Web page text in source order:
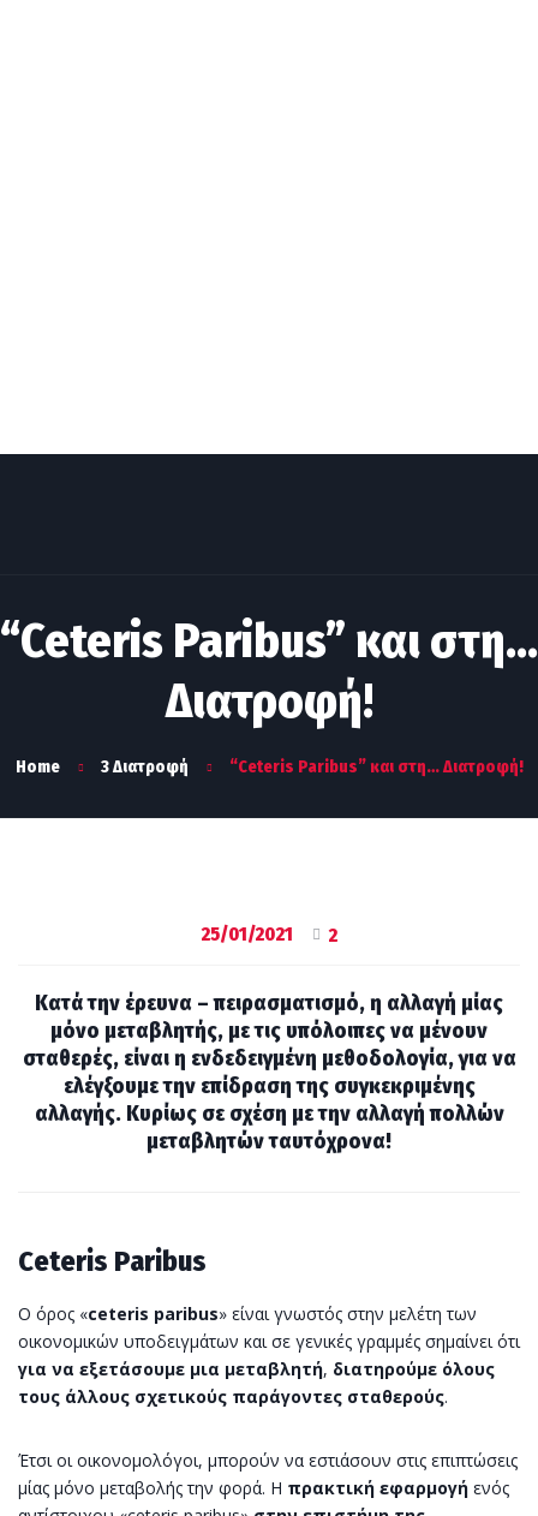
“Ceteris Paribus” και στη…
Διατροφή!
Home 3 Διατροφή “Ceteris Paribus” και στη… Διατροφή!
25/01/2021 2
Κατά την έρευνα – πειρασματισμό, η αλλαγή μίας
μόνο μεταβλητής, με τις υπόλοιπες να μένουν
σταθερές, είναι η ενδεδειγμένη μεθοδολογία, για να
ελέγξουμε την επίδραση της συγκεκριμένης
αλλαγής. Κυρίως σε σχέση με την αλλαγή πολλών
μεταβλητών ταυτόχρονα!
Ceteris Paribus
Ο όρος «ceteris paribus» είναι γνωστός στην μελέτη των
οικονομικών υποδειγμάτων και σε γενικές γραμμές σημαίνει ότι
για να εξετάσουμε μια μεταβλητή, διατηρούμε όλους
τους άλλους σχετικούς παράγοντες σταθερούς.
Έτσι οι οικονομολόγοι, μπορούν να εστιάσουν στις επιπτώσεις
μίας μόνο μεταβολής την φορά. Η πρακτική εφαρμογή ενός